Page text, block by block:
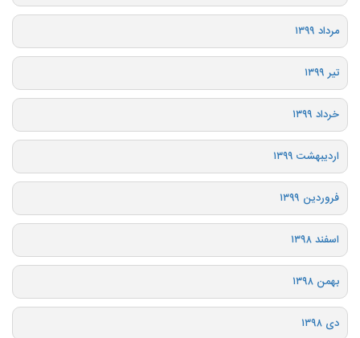
مرداد ۱۳۹۹
تیر ۱۳۹۹
خرداد ۱۳۹۹
اردیبهشت ۱۳۹۹
فروردین ۱۳۹۹
اسفند ۱۳۹۸
بهمن ۱۳۹۸
دی ۱۳۹۸